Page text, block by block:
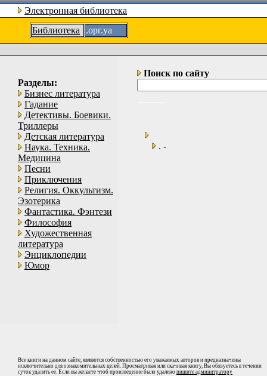
Электронная библиотека
Библиотека
.орг.уа
Разделы:
Бизнес литература
Гадание
Детективы. Боевики.
Триллеры
Детская литература
Наука. Техника.
Медицина
Песни
Приключения
Религия. Оккультизм.
Эзотерика
Фантастика. Фэнтези
Философия
Художественная
литература
Энциклопедии
Юмор
Поиск по сайту
. -
Все книги на данном сайте, являются собственностью его уважаемых авторов и предназначены
исключительно для ознакомительных целей. Просматривая или скачивая книгу, Вы обязуетесь в течении
суток удалить ее. Если вы желаете чтоб произведение было удалено пишите админитратору